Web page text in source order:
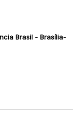
Brasil - Brasília-